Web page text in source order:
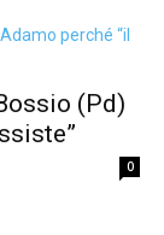
(Pd)
0